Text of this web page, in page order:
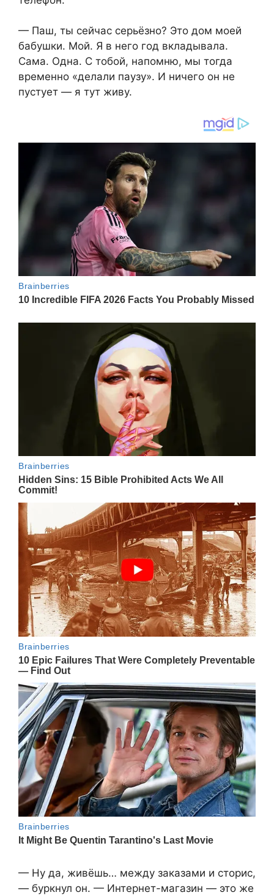
— Паш, ты сейчас серьёзно? Это дом моей
бабушки. Мой. Я в него год вкладывала.
Сама. Одна. С тобой, напомню, мы тогда
временно «делали паузу». И ничего он не
пустует — я тут живу.
— Ну да, живёшь… между заказами и сторис,
— буркнул он. — Интернет-магазин — это же